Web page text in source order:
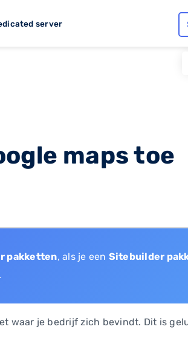
server
maps toe
pakketten, als je een Sitebuilder
waar je bedrijf zich bevindt. Dit is